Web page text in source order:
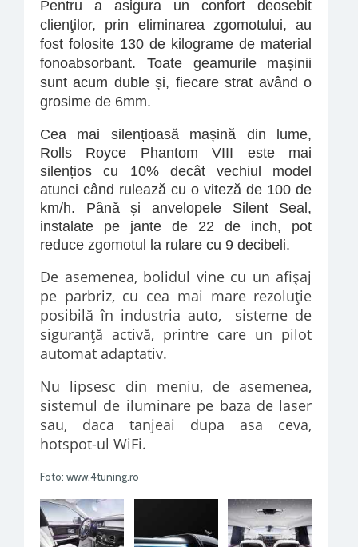
Pentru a asigura un confort deosebit
clienţilor, prin eliminarea zgomotului, au
fost folosite 130 de kilograme de material
fonoabsorbant. Toate geamurile mașinii
sunt acum duble și, fiecare strat având o
grosime de 6mm.
Cea mai silențioasă mașină din lume,
Rolls Royce Phantom VIII este mai
silențios cu 10% decât vechiul model
atunci când rulează cu o viteză de 100 de
km/h. Până și anvelopele Silent Seal,
instalate pe jante de 22 de inch, pot
reduce zgomotul la rulare cu 9 decibeli.
De asemenea, bolidul vine cu un afişaj
pe parbriz, cu cea mai mare rezoluţie
posibilă în industria auto, sisteme de
siguranţă activă, printre care un pilot
automat adaptativ.
Nu lipsesc din meniu, de asemenea,
sistemul de iluminare pe baza de laser
sau, daca tanjeai dupa asa ceva,
hotspot-ul WiFi.
Foto: www.4tuning.ro